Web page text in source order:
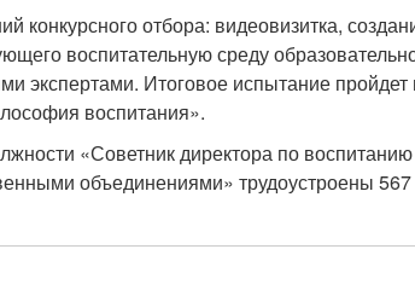
конкурсного отбора: видеовизитка,
воспитательную среду
экспертами. Итоговое испытание пройдет
воспитания».
«Советник директора по
объединениями» трудоустроены 567